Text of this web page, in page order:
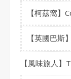
【柯茲窩】
【英國巴斯
【風味旅人